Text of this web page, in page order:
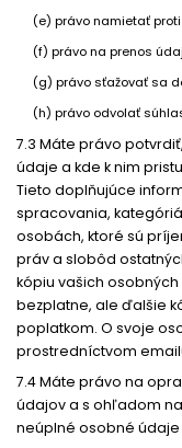
(e) právo namietať
(f) právo na prenos
(g) právo sťažovať sa
(h) právo odvolať
7.3 Máte právo
údaje a kde k nim
Tieto doplňujúce
spracovania,
osobách, ktoré sú
práv a slobôd
kópiu vašich
bezplatne, ale ďalšie
poplatkom. O svoje
prostredníctvom
7.4 Máte právo na
údajov a s ohľadom
neúplné osobné údaje